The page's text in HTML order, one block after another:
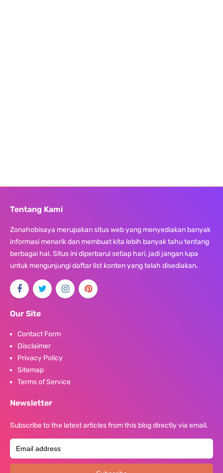
Tentang Kami
Zonahobisaya merupakan situs web yang menyediakan banyak
informasi menarik dan membuat kita lebih banyak tahu tentang
berbagai hal. Situs ini diperbarui setiap hari, jadi jangan lupa
untuk mengunjungi daftar list konten yang telah disediakan.
Our Site
Contact Form
Disclaimer
Privacy Policy
Sitemap
Terms of Service
Newsletter
Subscribe to the latest articles from this blog directly via email.